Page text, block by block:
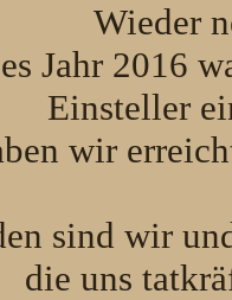
Wieder
Jahr 2016
Einsteller
wir
sind wir
die uns